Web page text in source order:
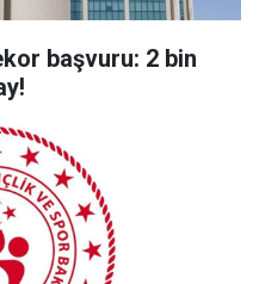
başvuru: 2 bin